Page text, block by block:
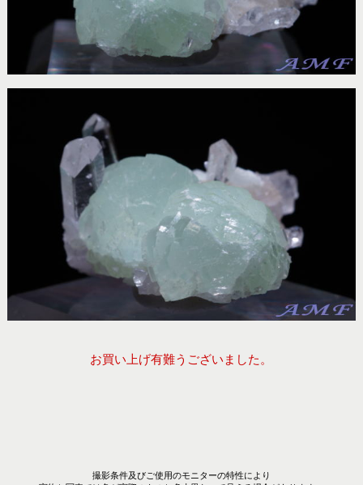
お買い上げ有難うございました。
撮影条件及びご使用のモニターの特性により